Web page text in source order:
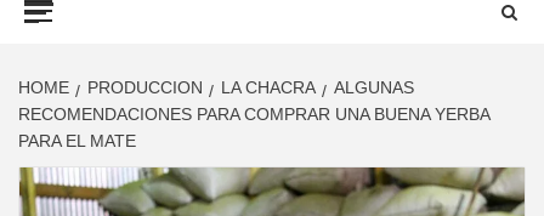
HOME PRODUCCION LA CHACRA
ALGUNAS
RECOMENDACIONES PARA COMPRAR UNA BUENA YERBA
PARA EL MATE